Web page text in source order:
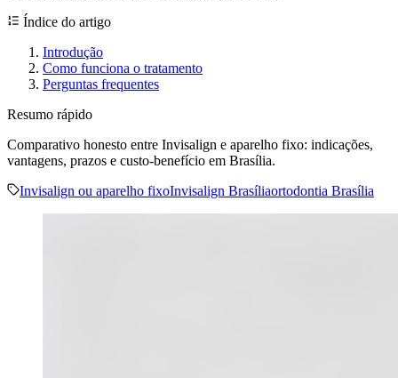
Índice do artigo
Introdução
Como funciona o tratamento
Perguntas frequentes
Resumo rápido
Comparativo honesto entre Invisalign e aparelho fixo: indicações,
vantagens, prazos e custo-benefício em Brasília.
Invisalign ou aparelho fixoInvisalign Brasíliaortodontia Brasília